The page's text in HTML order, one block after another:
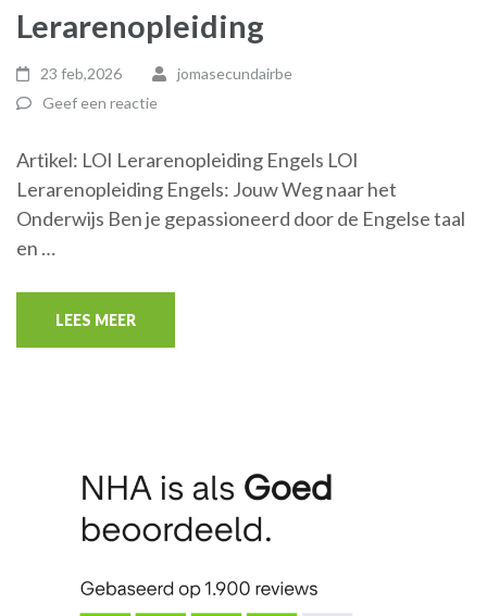
Lerarenopleiding
23 feb,2026
jomasecundairbe
Geef een reactie
Artikel: LOI Lerarenopleiding Engels LOI
Lerarenopleiding Engels: Jouw Weg naar het
Onderwijs Ben je gepassioneerd door de Engelse taal
en …
LEES MEER